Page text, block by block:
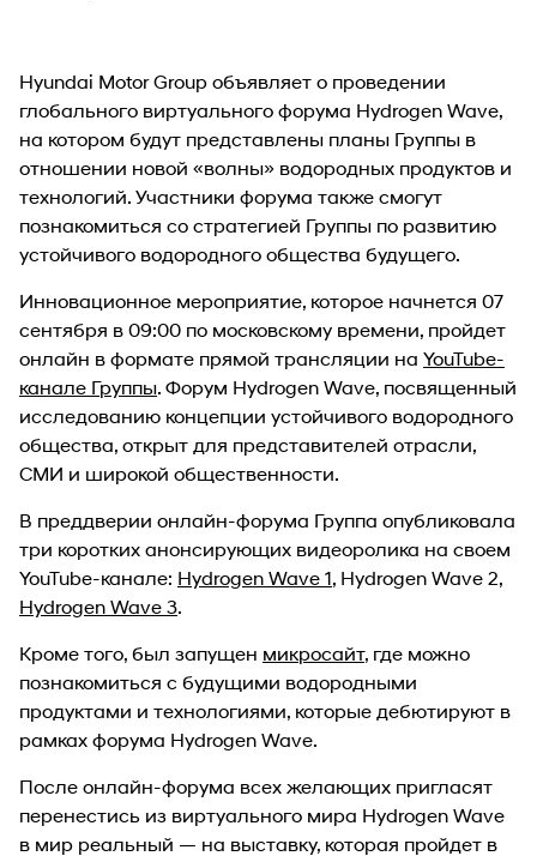
Hyundai Motor Group объявляет о проведении
глобального виртуального форума Hydrogen Wave,
на котором будут представлены планы Группы в
отношении новой «волны» водородных продуктов и
технологий. Участники форума также смогут
познакомиться со стратегией Группы по развитию
устойчивого водородного общества будущего.
Инновационное мероприятие, которое начнется 07
сентября в 09:00 по московскому времени, пройдет
онлайн в формате прямой трансляции на YouTube-
канале Группы . Форум Hydrogen Wave, посвященный
исследованию концепции устойчивого водородного
общества, открыт для представителей отрасли,
СМИ и широкой общественности.
В преддверии онлайн-форума Группа опубликовала
три коротких анонсирующих видеоролика на своем
YouTube-канале: Hydrogen Wave 1 Hydrogen Wave 2
Hydrogen Wave 3
Кроме того, был запущен микросайт, где можно
познакомиться с будущими водородными
продуктами и технологиями, которые дебютируют в
рамках форума Hydrogen Wave.
После онлайн-форума всех желающих пригласят
перенестись из виртуального мира Hydrogen Wave
в мир реальный — на выставку, которая пройдет в